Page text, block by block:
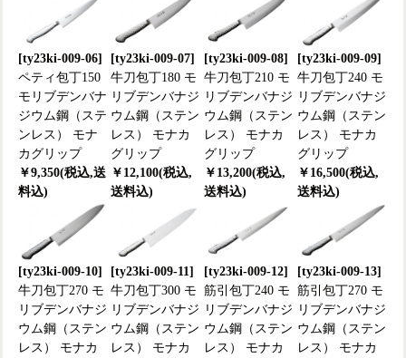
[ty23ki-009-06]
ペティ包丁150
モリブデンバナ
ジウム鋼（ステ
ンレス） モナ
カグリップ
￥9,350(税込,送
料込)
[ty23ki-009-07]
牛刀包丁180 モ
リブデンバナジ
ウム鋼（ステン
レス） モナカ
グリップ
￥12,100(税込,
送料込)
[ty23ki-009-08]
牛刀包丁210 モ
リブデンバナジ
ウム鋼（ステン
レス） モナカ
グリップ
￥13,200(税込,
送料込)
[ty23ki-009-09]
牛刀包丁240 モ
リブデンバナジ
ウム鋼（ステン
レス） モナカ
グリップ
￥16,500(税込,
送料込)
[ty23ki-009-10]
牛刀包丁270 モ
リブデンバナジ
ウム鋼（ステン
レス） モナカ
[ty23ki-009-11]
牛刀包丁300 モ
リブデンバナジ
ウム鋼（ステン
レス） モナカ
[ty23ki-009-12]
筋引包丁240 モ
リブデンバナジ
ウム鋼（ステン
レス） モナカ
[ty23ki-009-13]
筋引包丁270 モ
リブデンバナジ
ウム鋼（ステン
レス） モナカ